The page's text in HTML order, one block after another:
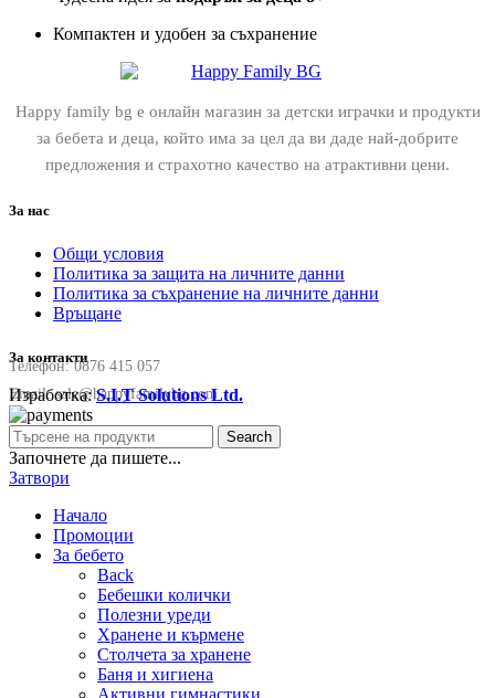
Компактен и удобен за съхранение
Happy family bg е онлайн магазин за детски играчки и продукти
за бебета и деца, който има за цел да ви даде най-добрите
предложения и страхотно качество на атрактивни цени.
За нас
Общи условия
Политика за защита на личните данни
Политика за съхранение на личните данни
Връщане
За контакти
Телефон:0876 415 057
Email:sale@happyfamilybg.com
Изработка:S.I.T Solutions Ltd.
Search
Започнете да пишете...
Затвори
Начало
Промоции
За бебето
Back
Бебешки колички
Полезни уреди
Хранене и кърмене
Столчета за хранене
Баня и хигиена
Активни гимнастики